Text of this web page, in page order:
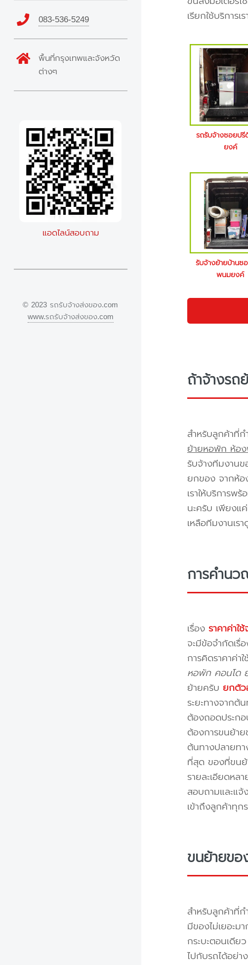
เรียกใช้บริการเ
รถรับจ้างซอยป
ยงค์
รับจ้างย้ายบ้านซ
พนมยงค์
ถ้าจ้างรถ
สำหรับลูกค้าที่ก
ย้ายหอพัก ห้อ
รับจ้างทีมงานข
ยกของ จากห้อ
เราให้บริการ
นะครับ เพียงแ
เหลือทีมงานเร
การคำน
เรื่อง ราคาค่าใ
จะมีข้อจำกัดเรื่
การคิดราคาค่า
หอพัก คอนโด
ย้ายครับ ยกตัว
ระยะทางจาก
ต้องถอดประก
ต้องการขนย้าย
ต้นทางปลายท
ที่สุด ของที่ขนย้
รายละเอียดหล
สอบถามและแจ้
เข้าถึงลูกค้าทุก
ขนย้ายขอ
สำหรับลูกค้าที่ก
มีของไม่เยอะม
กระบะตอนเดีย
ไปกับรถได้อย่
083-536-5249
พื้นที่กรุงเทพและจังหวัด
ต่างๆ
แอดไลน์สอบถาม
© 2023 รถรับจ้างส่งของ.com
www.รถรับจ้างส่งของ.com